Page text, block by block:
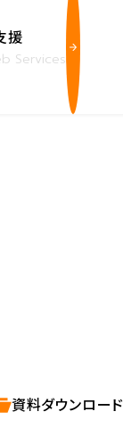
援
Services
資料ダウンロード